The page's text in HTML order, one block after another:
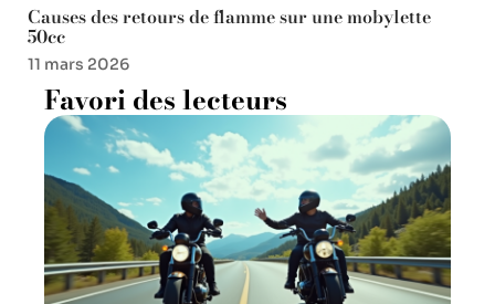
Causes des retours de flamme sur une mobylette
50cc
11 mars 2026
Favori des lecteurs